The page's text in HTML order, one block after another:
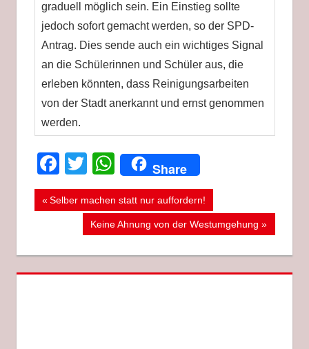
graduell möglich sein. Ein Einstieg sollte
jedoch sofort gemacht werden, so der SPD-
Antrag. Dies sende auch ein wichtiges Signal
an die Schülerinnen und Schüler aus, die
erleben könnten, dass Reinigungsarbeiten
von der Stadt anerkannt und ernst genommen
werden.
Facebook
Twitter
WhatsApp
Share
SCHULEN;
PUTZKRÄFTE;
Beitragsnavigation
Vorheriger
Selber machen statt nur auffordern!
Nächster
Keine Ahnung von der Westumgehung